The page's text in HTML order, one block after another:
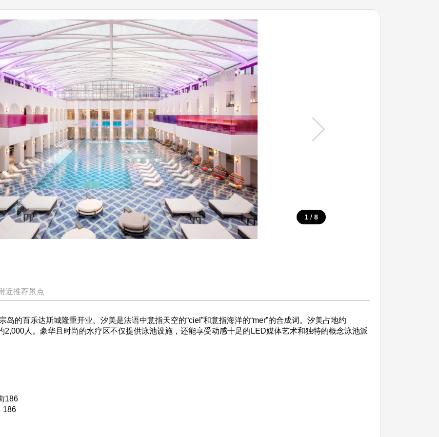
1 / 8
近推荐景点
的百乐达斯城隆重开业。汐美是法语中意指天空的“ciel”和意指海洋的“mer”的合成词。汐美占地约
2,000人。豪华且时尚的水疗区不仅提供泳池设施，还能享受动感十足的LED媒体艺术和独特的概念泳池派
186
186